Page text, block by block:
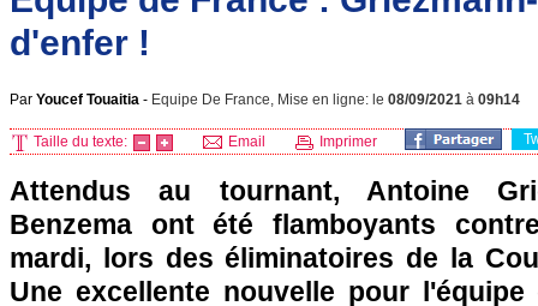
d'enfer !
Par Youcef Touaitia - Equipe De France, Mise en ligne: le 08/09/2021 à 09h14
Taille du texte: Email Imprimer
Attendus au tournant, Antoine
Benzema ont été flamboyants
mardi, lors des éliminatoires de la
Une excellente nouvelle pour